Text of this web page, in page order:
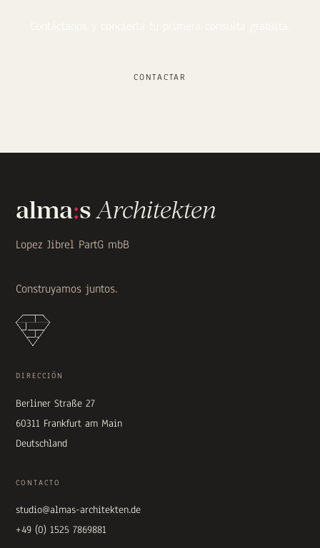
CONTACTAR
alma:sArchitekten
Lopez Jibrel PartG mbB
Construyamos juntos.
DIRECCIÓN
Berliner Straße 27
60311 Frankfurt am Main
Deutschland
CONTACTO
studio@almas-architekten.de
+49 (0) 1525 7869881